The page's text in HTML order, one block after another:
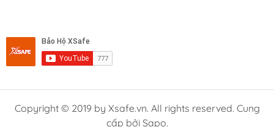
Copyright © 2019 by Xsafe.vn. All rights reserved. Cung
cấp bởi Sapo.